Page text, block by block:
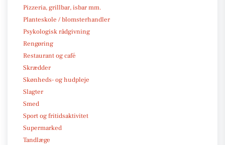
Pizzeria, grillbar, isbar mm.
Planteskole / blomsterhandler
Psykologisk rådgivning
Rengøring
Restaurant og café
Skrædder
Skønheds- og hudpleje
Slagter
Smed
Sport og fritidsaktivitet
Supermarked
Tandlæge